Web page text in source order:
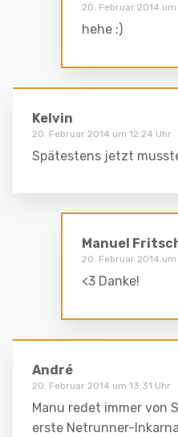
20. Februar 2014 um
hehe :)
Kelvin
20. Februar 2014 um 12:24 Uhr
Spätestens jetzt
Manuel
20. Februar 2014 um
<3 Danke!
André
20. Februar 2014 um 13:31 Uhr
Manu redet immer von
erste Netrunner-